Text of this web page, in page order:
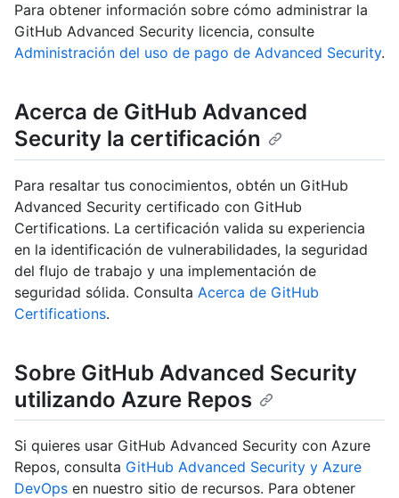
Para obtener información sobre cómo administrar la
GitHub Advanced Security licencia, consulte
Administración del uso de pago de Advanced Security.
Acerca de GitHub Advanced
Security la certificación
Para resaltar tus conocimientos, obtén un GitHub
Advanced Security certificado con GitHub
Certifications. La certificación valida su experiencia
en la identificación de vulnerabilidades, la seguridad
del flujo de trabajo y una implementación de
seguridad sólida. Consulta Acerca de GitHub
Certifications.
Sobre GitHub Advanced Security
utilizando Azure Repos
Si quieres usar GitHub Advanced Security con Azure
Repos, consulta GitHub Advanced Security y Azure
DevOps en nuestro sitio de recursos. Para obtener